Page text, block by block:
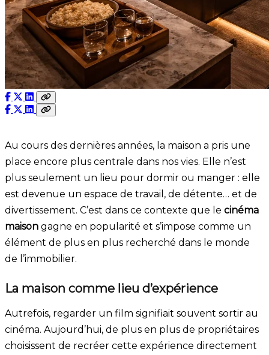
Au cours des dernières années, la maison a pris une
place encore plus centrale dans nos vies. Elle n’est
plus seulement un lieu pour dormir ou manger : elle
est devenue un espace de travail, de détente… et de
divertissement. C’est dans ce contexte que le cinéma
maison gagne en popularité et s’impose comme un
élément de plus en plus recherché dans le monde
de l’immobilier.
La maison comme lieu d’expérience
Autrefois, regarder un film signifiait souvent sortir au
cinéma. Aujourd’hui, de plus en plus de propriétaires
choisissent de recréer cette expérience directement